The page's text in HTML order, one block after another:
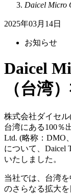
Daicel Micro
2025年03月14日
お知らせ
Daicel
（台湾
株式会社ダイセル
台湾にある100％
Ltd. (略称：DMO
について、Daicel
いたしました。
当社では、台湾
のさらなる拡大